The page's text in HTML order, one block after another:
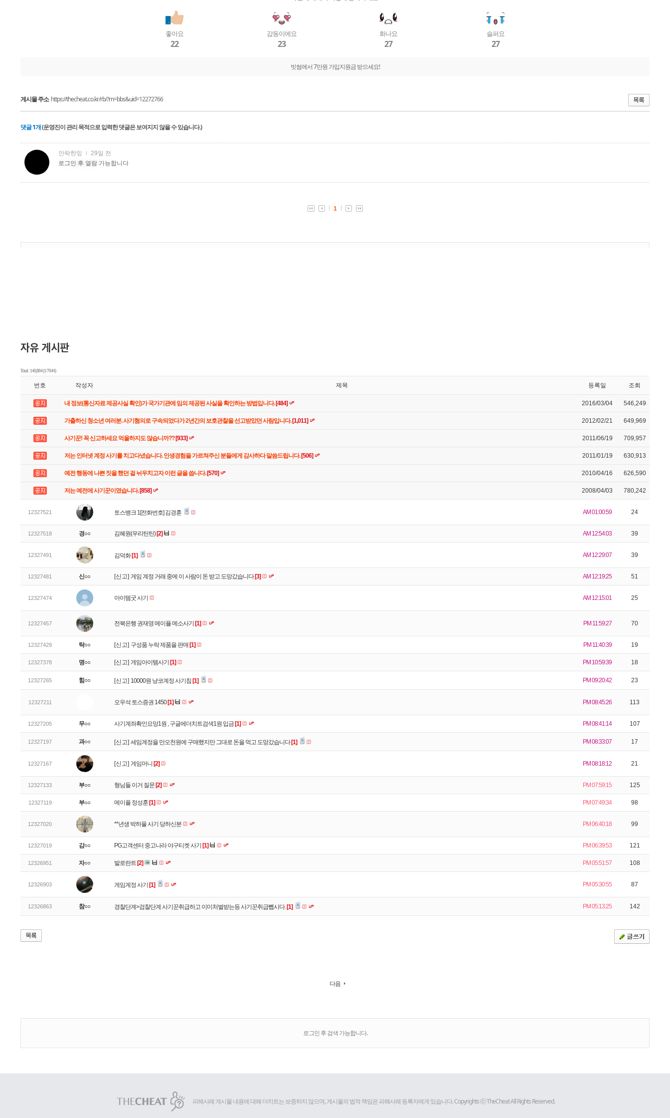
좋아요
22
감동이에요
23
화나요
27
슬퍼요
27
빗썸에서 7만원 가입지원금 받으세요!
게시물 주소 https://thecheat.co.kr/rb/?m=bbs&uid=12272766
댓글1개(운영진이 관리 목적으로 입력한 댓글은 보여지지 않을 수 있습니다.)
Total : 140,884 (1/7044)
번호 작성자 제목 등록일 조회
내 정보(통신자료 제공사실 확인)가 국가기관에 임의 제공된 사실을 확인하는 방법입니다. [484] 2016/03/04 546,249
가출하신 청소년 여러분. 사기혐의로 구속되었다가 2년간의 보호관찰을 선고받았던 사람입니다. [1,011] 2012/02/21 649,969
사기꾼! 꼭 신고하세요 억울하지도 않습니까?? [933] 2011/06/19 709,957
저는 인터넷 계정 사기를 치고다녔습니다. 인생경험을 가르쳐주신 분들에게 감사하다 말씀드립니다. [506] 2011/01/19 630,913
예전 행동에 나쁜 짓을 했던 걸 뉘우치고자 이런 글을 씁니다. [570] 2010/04/16 626,590
저는 예전에 사기꾼이였습니다. [858] 2008/04/03 780,242
12327521 토스뱅크 1[전화번호] 김경훈 AM 01:00:59 24
12327518 경○○ 김혜원(우리틴틴) [2] AM 12:54:03 39
12327491 김덕화 [1] AM 12:29:07 39
12327481 신○○ [신고] 게임 계정 거래 중에 이 사람이 돈 받고 도망갔습니다 [3] AM 12:19:25 51
12327474 아이템굿 사기 AM 12:15:01 25
12327457 전북은행 권재영 메이플 메소사기 [1] PM 11:59:27 70
12327429 탁○○ [신고] 구성품 누락 제품을 판매 [1] PM 11:40:39 19
12327378 명○○ [신고] 게임아이템사기 [1] PM 10:59:39 18
12327265 힘○○ [신고] 10000원 냥코계정 사기침 [1] PM 09:20:42 23
12327211 오우석 토스증권 1450 [1] PM 08:45:26 113
12327205 무○○ 사기계좌확인요망1원 , 구글에더치트검색1원 입금 [1] PM 08:41:14 107
12327197 과○○ [신고] 세임계정을 만오천원에 구매했지만 그대로 돈을 먹고 도망갔습니다 [1] PM 08:33:07 17
12327167 [신고] 게임머니 [2] PM 08:18:12 21
12327133 부○○ 형님들 이거 질문 [2] PM 07:59:15 125
12327119 부○○ 메이플 정성훈 [1] PM 07:49:34 98
12327020 **년생 박하울 사기 당하신분 PM 06:40:18 99
12327019 감○○ PG고객센터 중고나라 야구티켓 사기 [1] PM 06:39:53 121
12326951 자○○ 발로란트 [2] PM 05:51:57 108
12326903 게임계정 사기 [1] PM 05:30:55 87
12326863 참○○ 경찰단계>검찰단계 사기꾼취급하고 이미처벌받는등 사기꾼취급뺍시다. [1] PM 05:13:25 142
다음
로그인 후 검색 가능합니다.
피해사례 게시물 내용에 대해 더치트는 보증하지 않으며, 게시물의 법적 책임은 피해사례 등록자에게 있습니다. Copyrights ⓒ TheCheat All Rights Reserved.